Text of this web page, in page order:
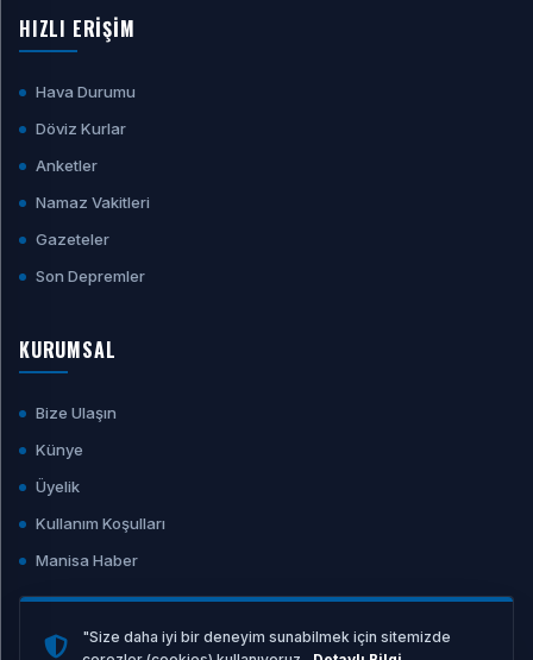
HIZLI ERİŞİM
Hava Durumu
Döviz Kurlar
Anketler
Namaz Vakitleri
Gazeteler
Son Depremler
KURUMSAL
Bize Ulaşın
Künye
Üyelik
Kullanım Koşulları
Manisa Haber
"Size daha iyi bir deneyim sunabilmek için sitemizde